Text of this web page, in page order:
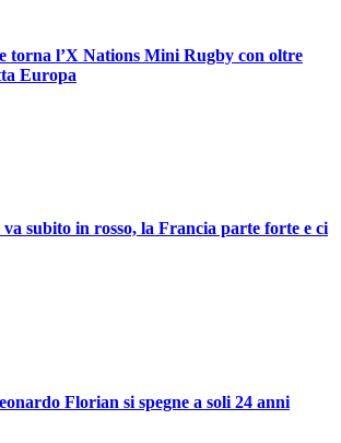
torna l’X Nations Mini Rugby con oltre
Europa
subito in rosso, la Francia parte forte e ci
Florian si spegne a soli 24 anni